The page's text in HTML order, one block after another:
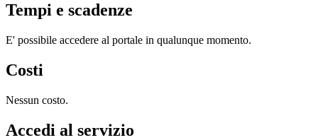
Tempi e scadenze
E' possibile accedere al portale in qualunque momento.
Costi
Nessun costo.
Accedi al servizio